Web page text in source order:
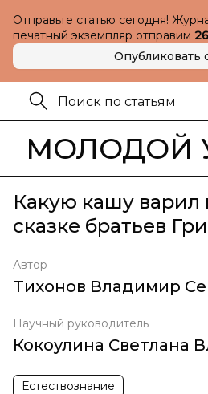
Отправьте статью сегодня!
печатный экземпляр отправим
Опубликовать
МОЛОДОЙ
Какую кашу варил
сказке братьев
Автор
Тихонов Владимир
Научный руководитель
Кокоулина Светлана
Естествознание